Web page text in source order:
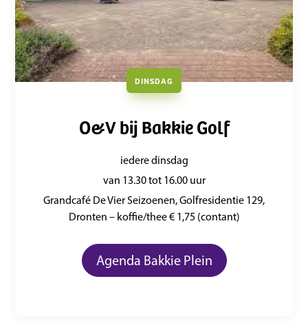
DINSDAG
O&V bij Bakkie Golf
iedere dinsdag
van 13.30 tot 16.00 uur
Grandcafé De Vier Seizoenen, Golfresidentie 129,
Dronten – koffie/thee € 1,75 (contant)
Agenda Bakkie Plein